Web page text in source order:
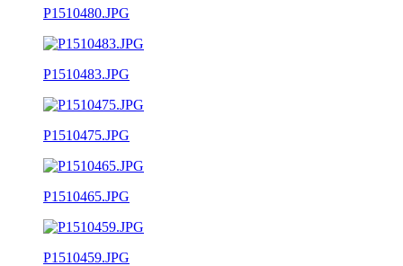
P1510480.JPG
P1510483.JPG
P1510475.JPG
P1510465.JPG
P1510459.JPG